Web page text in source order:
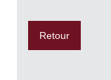
Retour